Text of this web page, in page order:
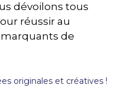
dévoilons tous
réussir au
de